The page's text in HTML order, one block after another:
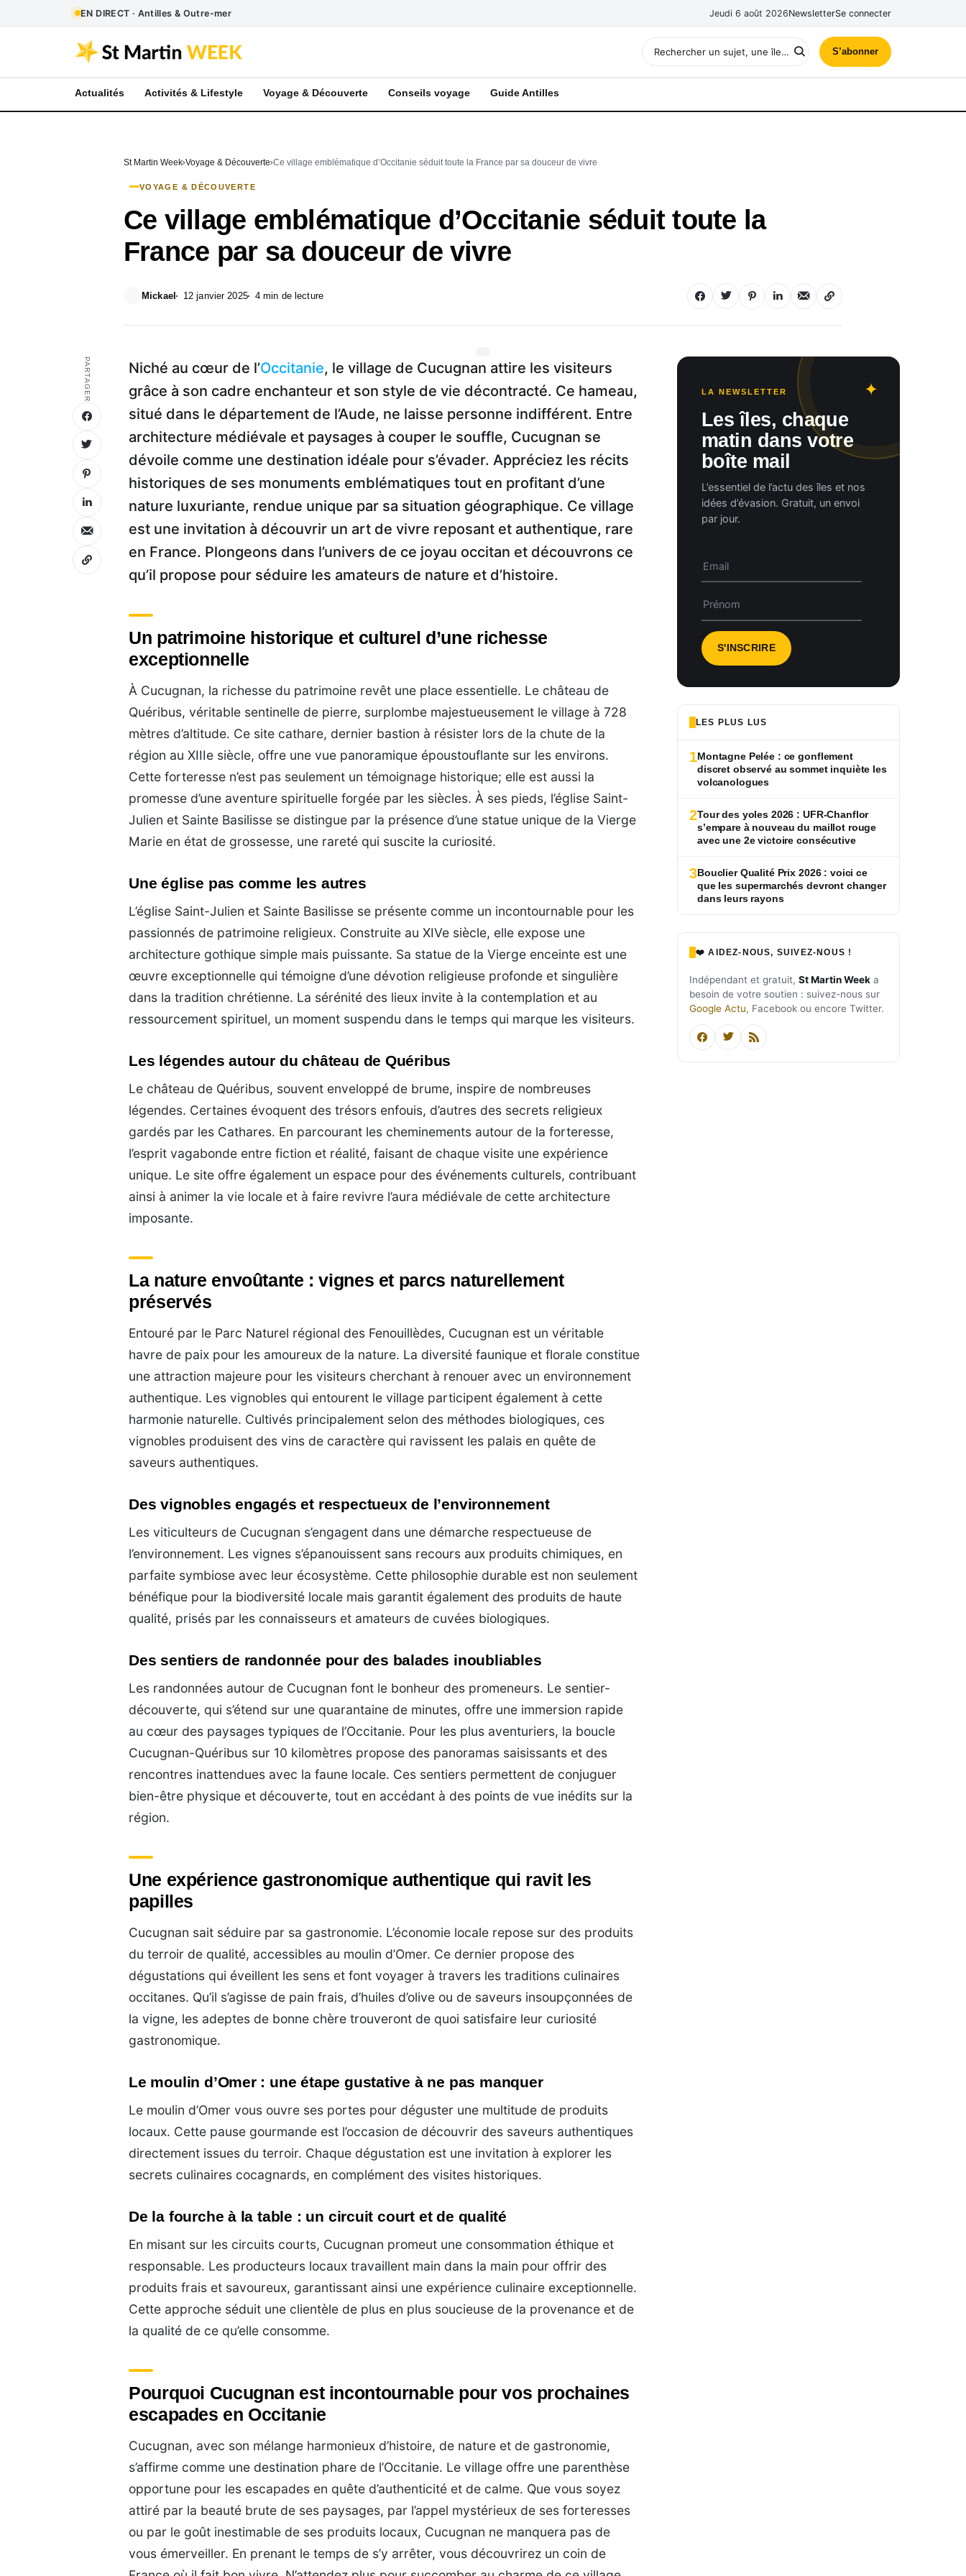
EN DIRECT · Antilles & Outre-mer Jeudi 6 août 2026NewsletterSe connecter
S’abonner
Actualités Activités & Lifestyle Voyage & Découverte Conseils voyage Guide Antilles
St Martin Week Voyage & Découverte Ce village emblématique d’Occitanie séduit toute la France par sa douceur de vivre
VOYAGE & DÉCOUVERTE
Ce village emblématique d’Occitanie séduit toute la
France par sa douceur de vivre
Mickael 12 janvier 2025 4 min de lecture
PARTAGER Niché au cœur de l’Occitanie, le village de Cucugnan attire les visiteurs
grâce à son cadre enchanteur et son style de vie décontracté. Ce hameau,
situé dans le département de l’Aude, ne laisse personne indifférent. Entre
architecture médiévale et paysages à couper le souffle, Cucugnan se
dévoile comme une destination idéale pour s’évader. Appréciez les récits
historiques de ses monuments emblématiques tout en profitant d’une
nature luxuriante, rendue unique par sa situation géographique. Ce village
est une invitation à découvrir un art de vivre reposant et authentique, rare
en France. Plongeons dans l’univers de ce joyau occitan et découvrons ce
qu’il propose pour séduire les amateurs de nature et d’histoire.
Un patrimoine historique et culturel d’une richesse
exceptionnelle
À Cucugnan, la richesse du patrimoine revêt une place essentielle. Le château de
Quéribus, véritable sentinelle de pierre, surplombe majestueusement le village à 728
mètres d’altitude. Ce site cathare, dernier bastion à résister lors de la chute de la
région au XIIIe siècle, offre une vue panoramique époustouflante sur les environs.
Cette forteresse n’est pas seulement un témoignage historique; elle est aussi la
promesse d’une aventure spirituelle forgée par les siècles. À ses pieds, l’église Saint-
Julien et Sainte Basilisse se distingue par la présence d’une statue unique de la Vierge
Marie en état de grossesse, une rareté qui suscite la curiosité.
Une église pas comme les autres
L’église Saint-Julien et Sainte Basilisse se présente comme un incontournable pour les
passionnés de patrimoine religieux. Construite au XIVe siècle, elle expose une
architecture gothique simple mais puissante. Sa statue de la Vierge enceinte est une
œuvre exceptionnelle qui témoigne d’une dévotion religieuse profonde et singulière
dans la tradition chrétienne. La sérénité des lieux invite à la contemplation et au
ressourcement spirituel, un moment suspendu dans le temps qui marque les visiteurs.
Les légendes autour du château de Quéribus
Le château de Quéribus, souvent enveloppé de brume, inspire de nombreuses
légendes. Certaines évoquent des trésors enfouis, d’autres des secrets religieux
gardés par les Cathares. En parcourant les cheminements autour de la forteresse,
l’esprit vagabonde entre fiction et réalité, faisant de chaque visite une expérience
unique. Le site offre également un espace pour des événements culturels, contribuant
ainsi à animer la vie locale et à faire revivre l’aura médiévale de cette architecture
imposante.
La nature envoûtante : vignes et parcs naturellement
préservés
Entouré par le Parc Naturel régional des Fenouillèdes, Cucugnan est un véritable
havre de paix pour les amoureux de la nature. La diversité faunique et florale constitue
une attraction majeure pour les visiteurs cherchant à renouer avec un environnement
authentique. Les vignobles qui entourent le village participent également à cette
harmonie naturelle. Cultivés principalement selon des méthodes biologiques, ces
vignobles produisent des vins de caractère qui ravissent les palais en quête de
saveurs authentiques.
Des vignobles engagés et respectueux de l’environnement
Les viticulteurs de Cucugnan s’engagent dans une démarche respectueuse de
l’environnement. Les vignes s’épanouissent sans recours aux produits chimiques, en
parfaite symbiose avec leur écosystème. Cette philosophie durable est non seulement
bénéfique pour la biodiversité locale mais garantit également des produits de haute
qualité, prisés par les connaisseurs et amateurs de cuvées biologiques.
Des sentiers de randonnée pour des balades inoubliables
Les randonnées autour de Cucugnan font le bonheur des promeneurs. Le sentier-
découverte, qui s’étend sur une quarantaine de minutes, offre une immersion rapide
au cœur des paysages typiques de l’Occitanie. Pour les plus aventuriers, la boucle
Cucugnan-Quéribus sur 10 kilomètres propose des panoramas saisissants et des
rencontres inattendues avec la faune locale. Ces sentiers permettent de conjuguer
bien-être physique et découverte, tout en accédant à des points de vue inédits sur la
région.
Une expérience gastronomique authentique qui ravit les
papilles
Cucugnan sait séduire par sa gastronomie. L’économie locale repose sur des produits
du terroir de qualité, accessibles au moulin d’Omer. Ce dernier propose des
dégustations qui éveillent les sens et font voyager à travers les traditions culinaires
occitanes. Qu’il s’agisse de pain frais, d’huiles d’olive ou de saveurs insoupçonnées de
la vigne, les adeptes de bonne chère trouveront de quoi satisfaire leur curiosité
gastronomique.
Le moulin d’Omer : une étape gustative à ne pas manquer
Le moulin d’Omer vous ouvre ses portes pour déguster une multitude de produits
locaux. Cette pause gourmande est l’occasion de découvrir des saveurs authentiques
directement issues du terroir. Chaque dégustation est une invitation à explorer les
secrets culinaires cocagnards, en complément des visites historiques.
De la fourche à la table : un circuit court et de qualité
En misant sur les circuits courts, Cucugnan promeut une consommation éthique et
responsable. Les producteurs locaux travaillent main dans la main pour offrir des
produits frais et savoureux, garantissant ainsi une expérience culinaire exceptionnelle.
Cette approche séduit une clientèle de plus en plus soucieuse de la provenance et de
la qualité de ce qu’elle consomme.
Pourquoi Cucugnan est incontournable pour vos prochaines
escapades en Occitanie
Cucugnan, avec son mélange harmonieux d’histoire, de nature et de gastronomie,
s’affirme comme une destination phare de l’Occitanie. Le village offre une parenthèse
opportune pour les escapades en quête d’authenticité et de calme. Que vous soyez
attiré par la beauté brute de ses paysages, par l’appel mystérieux de ses forteresses
ou par le goût inestimable de ses produits locaux, Cucugnan ne manquera pas de
vous émerveiller. En prenant le temps de s’y arrêter, vous découvrirez un coin de
LA NEWSLETTER
Les îles, chaque
matin dans votre
boîte mail
L’essentiel de l’actu des îles et nos
idées d’évasion. Gratuit, un envoi
par jour.
LES PLUS LUS
1Montagne Pelée : ce gonflement
discret observé au sommet inquiète les
volcanologues
2Tour des yoles 2026 : UFR-Chanflor
s’empare à nouveau du maillot rouge
avec une 2e victoire consécutive
3Bouclier Qualité Prix 2026 : voici ce
que les supermarchés devront changer
dans leurs rayons
❤️ AIDEZ-NOUS, SUIVEZ-NOUS !
Indépendant et gratuit, St Martin Week a
besoin de votre soutien : suivez-nous sur
Google Actu, Facebook ou encore Twitter.